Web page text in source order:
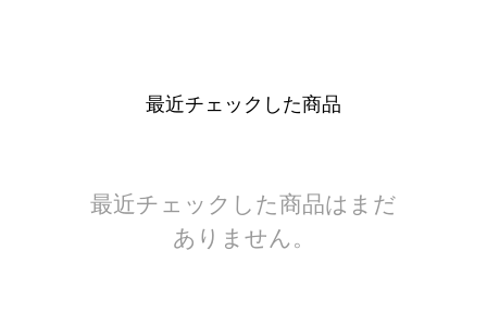
最近チェックした商品
最近チェックした商品はまだ
ありません。